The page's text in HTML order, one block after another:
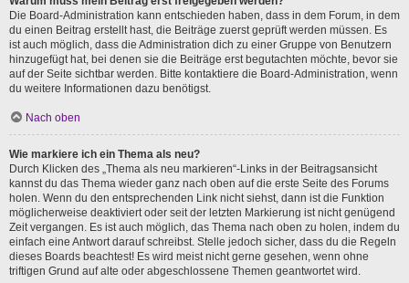
Die Board-Administration kann entschieden haben, dass in dem Forum, in dem
du einen Beitrag erstellt hast, die Beiträge zuerst geprüft werden müssen. Es
ist auch möglich, dass die Administration dich zu einer Gruppe von Benutzern
hinzugefügt hat, bei denen sie die Beiträge erst begutachten möchte, bevor sie
auf der Seite sichtbar werden. Bitte kontaktiere die Board-Administration, wenn
du weitere Informationen dazu benötigst.
Nach oben
Wie markiere ich ein Thema als neu?
Durch Klicken des „Thema als neu markieren“-Links in der Beitragsansicht
kannst du das Thema wieder ganz nach oben auf die erste Seite des Forums
holen. Wenn du den entsprechenden Link nicht siehst, dann ist die Funktion
möglicherweise deaktiviert oder seit der letzten Markierung ist nicht genügend
Zeit vergangen. Es ist auch möglich, das Thema nach oben zu holen, indem du
einfach eine Antwort darauf schreibst. Stelle jedoch sicher, dass du die Regeln
dieses Boards beachtest! Es wird meist nicht gerne gesehen, wenn ohne
triftigen Grund auf alte oder abgeschlossene Themen geantwortet wird.